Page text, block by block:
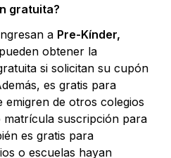
gratuita?
a Pre-Kínder,
pueden obtener la
si solicitan su cupón
es gratis para
emigren de otros colegios
matrícula suscripción para
es gratis para
o escuelas hayan